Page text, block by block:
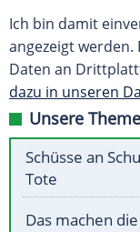
Ich bin damit
angezeigt
Daten an
dazu in unseren
Unsere
Schüsse an
Tote
Das machen